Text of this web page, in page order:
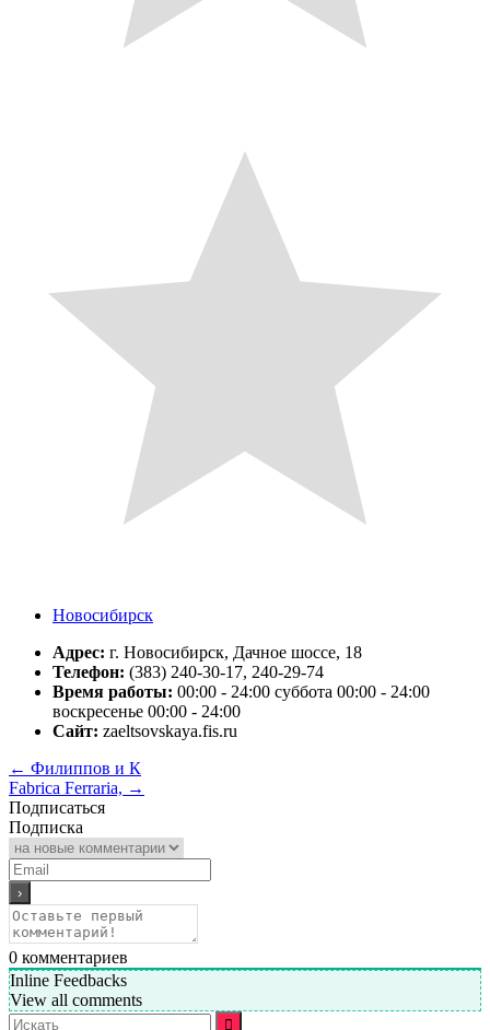
Новосибирск
Адрес: г. Новосибирск, Дачное шоссе, 18
Телефон: (383) 240-30-17, 240-29-74
Время работы: 00:00 - 24:00 суббота 00:00 - 24:00
воскресенье 00:00 - 24:00
Сайт: zaeltsovskaya.fis.ru
← Филиппов и К
Fabrica Ferraria, →
Подписаться
Подписка
0 комментариев
Inline Feedbacks
View all comments
Искать: